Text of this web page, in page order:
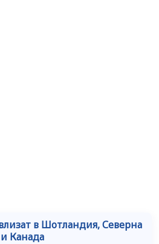
в Шотландия, Северна
Канада